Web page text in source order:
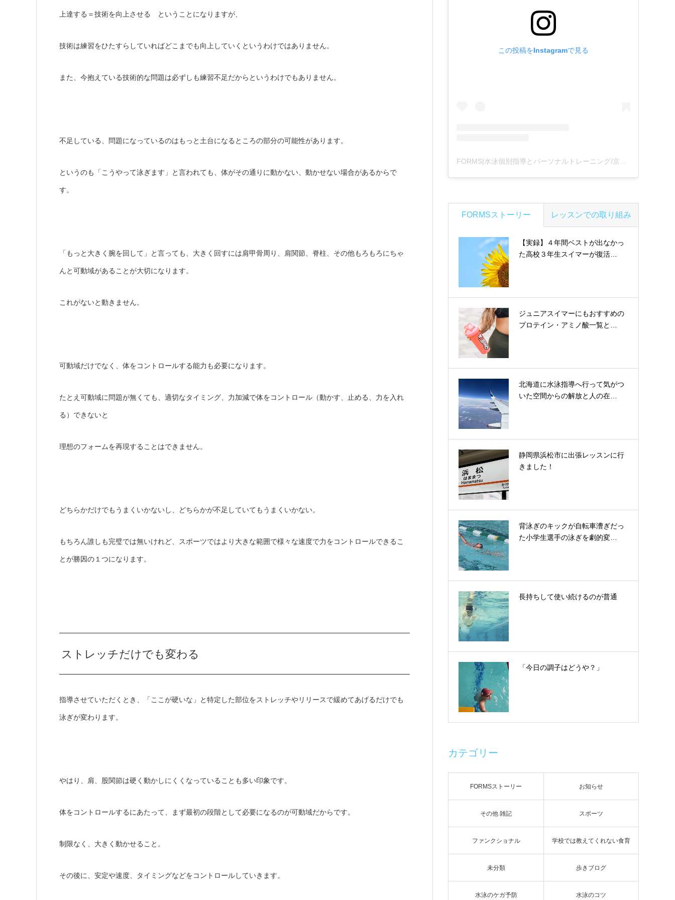
上達する＝技術を向上させる ということになりますが、
技術は練習をひたすらしていればどこまでも向上していくというわけではありません。
また、今抱えている技術的な問題は必ずしも練習不足だからというわけでもありません。
不足している、問題になっているのはもっと土台になるところの部分の可能性があります。
というのも「こうやって泳ぎます」と言われても、体がその通りに動かない、動かせない場合があるからで
す。
「もっと大きく腕を回して」と言っても、大きく回すには肩甲骨周り、肩関節、脊柱、その他もろもろにちゃ
んと可動域があることが大切になります。
これがないと動きません。
可動域だけでなく、体をコントロールする能力も必要になります。
たとえ可動域に問題が無くても、適切なタイミング、力加減で体をコントロール（動かす、止める、力を入れ
る）できないと
理想のフォームを再現することはできません。
どちらかだけでもうまくいかないし、どちらかが不足していてもうまくいかない。
もちろん誰しも完璧では無いけれど、スポーツではより大きな範囲で様々な速度で力をコントロールできるこ
とが勝因の１つになります。
ストレッチだけでも変わる
指導させていただくとき、「ここが硬いな」と特定した部位をストレッチやリリースで緩めてあげるだけでも
泳ぎが変わります。
やはり、肩、股関節は硬く動かしにくくなっていることも多い印象です。
体をコントロールするにあたって、まず最初の段階として必要になるのが可動域だからです。
制限なく、大きく動かせること。
その後に、安定や速度、タイミングなどをコントロールしていきます。
この投稿をInstagramで見る
FORMSストーリー レッスンでの取り組み
【実録】４年間ベストが出なかっ
た高校３年生スイマーが復活…
ジュニアスイマーにもおすすめの
プロテイン・アミノ酸一覧と…
北海道に水泳指導へ行って気がつ
いた空間からの解放と人の在…
静岡県浜松市に出張レッスンに行
きました！
背泳ぎのキックが自転車漕ぎだっ
た小学生選手の泳ぎを劇的変…
長持ちして使い続けるのが普通
「今日の調子はどうや？」
カテゴリー
FORMSストーリー お知らせ
その他 雑記 スポーツ
ファンクショナル 学校では教えてくれない食育
未分類 歩きブログ
水泳のケガ予防 水泳のコツ